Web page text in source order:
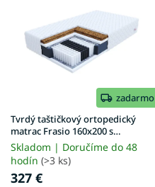
zadarmo
Tvrdý taštičkový ortopedický
matrac Frasio 160x200 s
kokosom
Skladom | Doručíme do 48
hodín (>3 ks)
327 €